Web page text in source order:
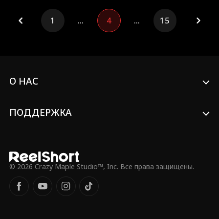
1 ... 4 ... 15
О НАС
ПОДДЕРЖКА
© 2026 Crazy Maple Studio™, Inc. Все права защищены.